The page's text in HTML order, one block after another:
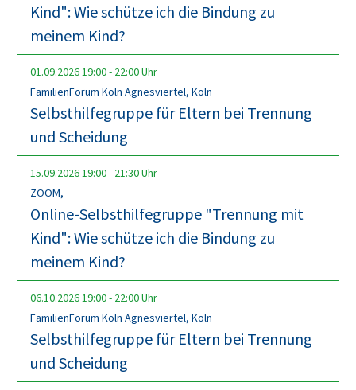
Kind": Wie schütze ich die Bindung zu
meinem Kind?
01.09.202619:00- 22:00Uhr
FamilienForum Köln Agnesviertel, Köln
Selbsthilfegruppe für Eltern bei Trennung
und Scheidung
15.09.202619:00- 21:30Uhr
ZOOM,
Online-Selbsthilfegruppe "Trennung mit
Kind": Wie schütze ich die Bindung zu
meinem Kind?
06.10.202619:00- 22:00Uhr
FamilienForum Köln Agnesviertel, Köln
Selbsthilfegruppe für Eltern bei Trennung
und Scheidung